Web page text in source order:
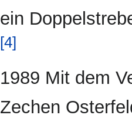
ein
[4]
1989 Mit dem
Zechen